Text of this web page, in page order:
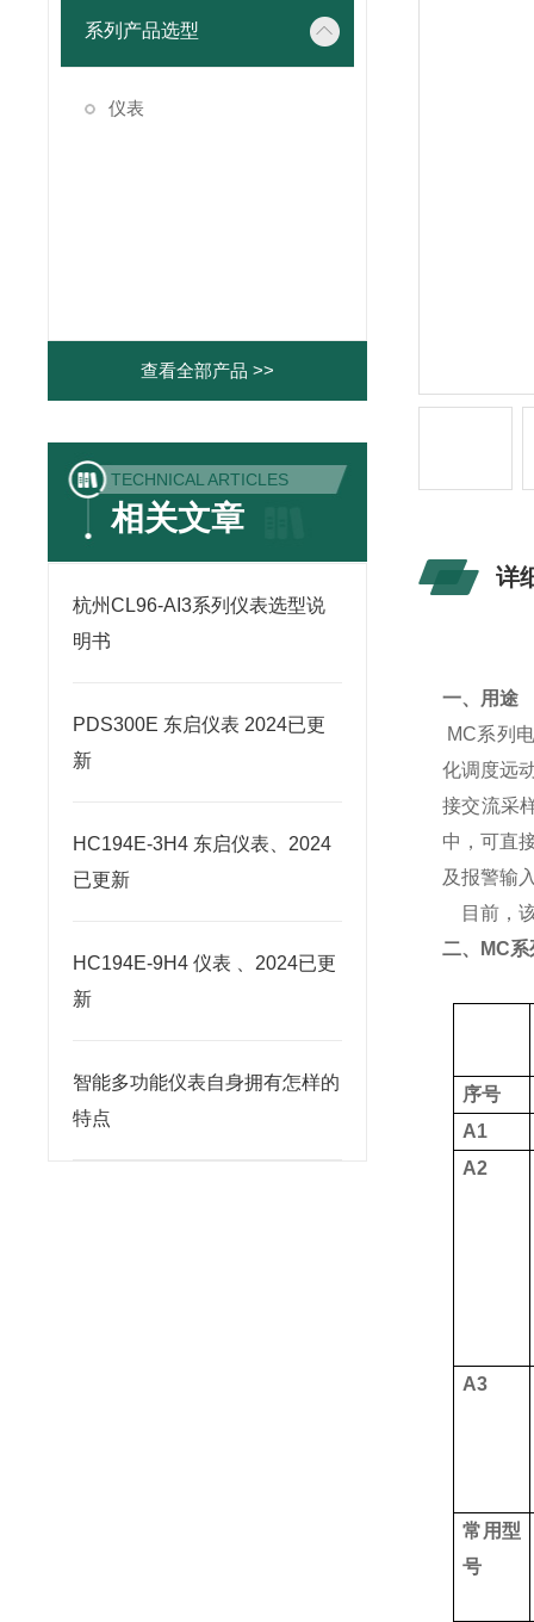
系列产品选型
仪表
查看全部产品 >>
TECHNICAL ARTICLES
相关文章
杭州CL96-AI3系列仪表选型说
明书
PDS300E 东启仪表 2024已更
新
HC194E-3H4 东启仪表、2024
已更新
HC194E-9H4 仪表 、2024已更
新
智能多功能仪表自身拥有怎样的
特点
详
一、用途
MC系列
化调度远
接交流采
中，可直
及报警输
目前，
二、
MC
序号
A1
A2
A3
常用型
号